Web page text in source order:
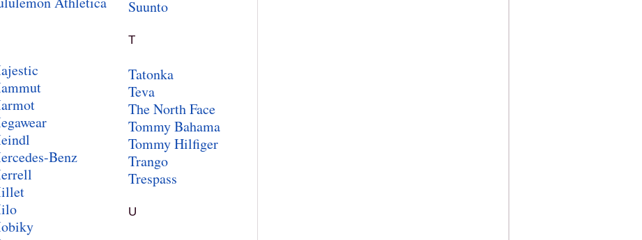
Benz
Suunto
T
Tatonka
Teva
The North Face
Tommy Bahama
Tommy Hilfiger
Trango
Trespass
U